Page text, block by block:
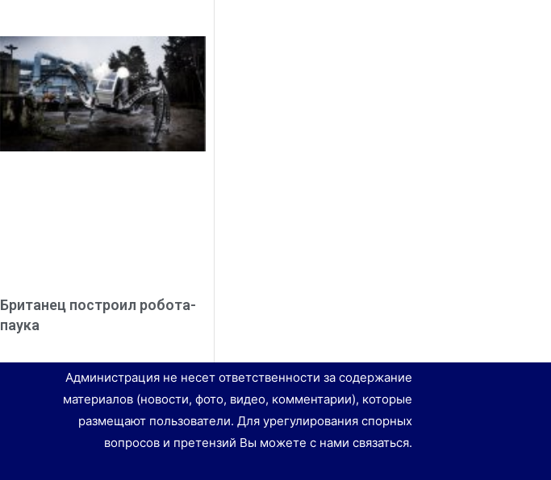
Британец построил робота-
паука
Администрация не несет ответственности за содержание
материалов (новости, фото, видео, комментарии), которые
размещают пользователи. Для урегулирования спорных
вопросов и претензий Вы можете с нами связаться.